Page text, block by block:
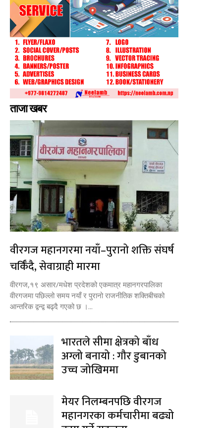
ताजा खबर
वीरगज महानगरमा नयाँ–पुरानो शक्ति संघर्ष
चर्किँदै, सेवाग्राही मारमा
वीरगज,१९ असार/मधेश प्रदेशको एकमात्र महानगरपालिका
वीरगजमा पछिल्लो समय नयाँ र पुरानो राजनीतिक शक्तिबीचको
आन्तरिक द्वन्द्व बढ्दै गएको छ ।...
भारतले सीमा क्षेत्रको बाँध
अग्लो बनायो : गौर डुबानको
उच्च जोखिममा
मेयर निलम्बनपछि वीरगज
महानगरका कर्मचारीमा बढ्यो